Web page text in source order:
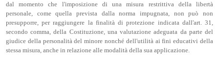
dal momento che l'imposizione di una misura restrittiva della libertà
personale, come quella prevista dalla norma impugnata, non può non
presupporre, per raggiungere la finalità di protezione indicata dall'art. 31,
secondo comma, della Costituzione, una valutazione adeguata da parte del
giudice della personalità del minore nonché dell'utilità ai fini educativi della
stessa misura, anche in relazione alle modalità della sua applicazione.